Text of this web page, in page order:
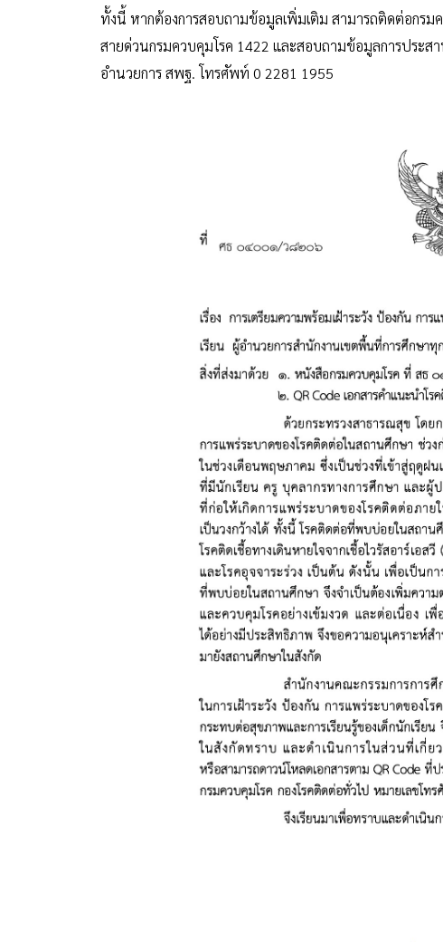
ทั้งนี้ หากต้องการสอบถามข้อมูลเพิ่มเติม สามารถติดต่อกร
สายด่วนกรมควบคุมโรค 1422 และสอบถามข้อมูลการประส
อำนวยการ สพฐ. โทรศัพท์ 0 2281 1955